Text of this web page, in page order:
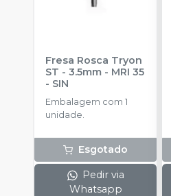
Fresa Rosca Tryon
ST - 3.5mm - MRI 35
- SIN
Embalagem com 1
unidade.
Esgotado
Pedir via
Whatsapp